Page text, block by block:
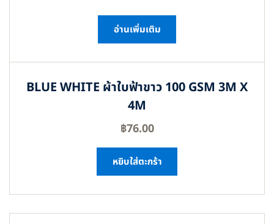
อ่านเพิ่มเติม
BLUE WHITE ผ้าใบฟ้าขาว 100 GSM 3M X
4M
฿76.00
หยิบใส่ตะกร้า